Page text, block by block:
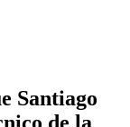
Santiago
de la